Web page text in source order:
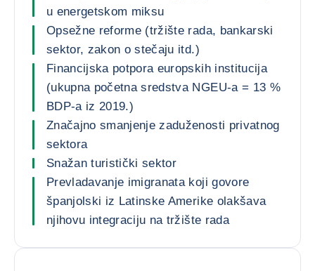
u energetskom miksu
Opsežne reforme (tržište rada, bankarski
sektor, zakon o stečaju itd.)
Financijska potpora europskih institucija
(ukupna početna sredstva NGEU-a = 13 %
BDP-a iz 2019.)
Značajno smanjenje zaduženosti privatnog
sektora
Snažan turistički sektor
Prevladavanje imigranata koji govore
španjolski iz Latinske Amerike olakšava
njihovu integraciju na tržište rada